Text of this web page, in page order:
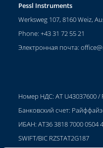
Pessl Instruments
Werksweg 107, 8160 Weiz,
Phone: +43 31 72 55 21
Электронная почта:
Номер НДС: AT U43037600 /
Банковский счет:
ИБАН: AT36 3818 7000 0504
SWIFT/BIC RZSTAT2G187